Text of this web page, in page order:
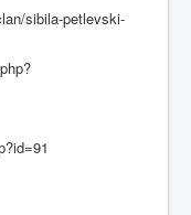
sibila-petlevski-